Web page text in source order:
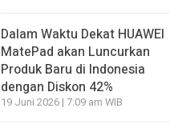
Dalam Waktu Dekat HUAWEI
MatePad akan Luncurkan
Produk Baru di Indonesia
dengan Diskon 42%
19 Juni 2026 | 7:09 am WIB